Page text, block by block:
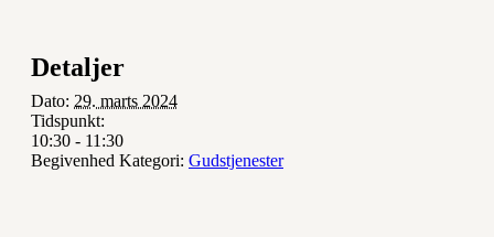
Detaljer
Dato: 29. marts 2024
Tidspunkt:
10:30 - 11:30
Begivenhed Kategori: Gudstjenester